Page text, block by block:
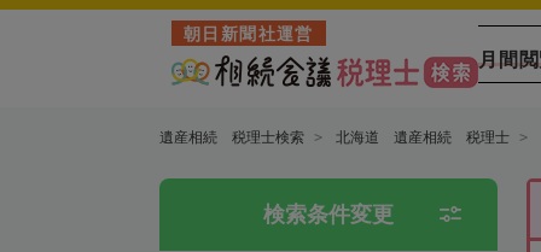
朝日新聞社運営
月間
遺産相続 税理士検索 北海道 遺産相続 税理士
検索条件変更